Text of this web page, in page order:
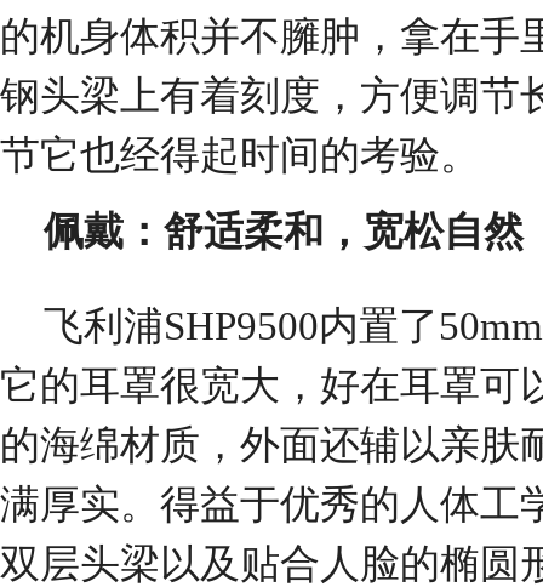
的机身体积并不臃肿，拿在手
钢头梁上有着刻度，方便调节
节它也经得起时间的考验。
佩戴：舒适柔和，宽松自然
飞利浦SHP9500内置了
它的耳罩很宽大，好在耳罩可
的海绵材质，外面还辅以亲肤
满厚实。得益于优秀的人体工
双层头梁以及贴合人脸的椭圆